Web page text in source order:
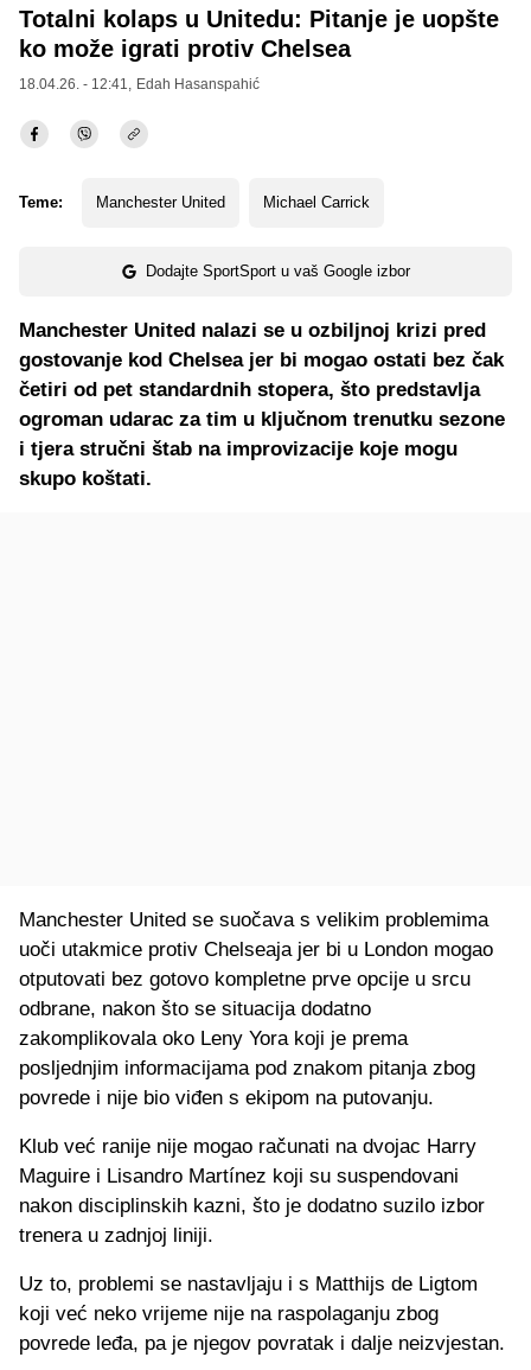
Totalni kolaps u Unitedu: Pitanje je uopšte
ko može igrati protiv Chelsea
18.04.26. - 12:41, Edah Hasanspahić
Teme: Manchester United Michael Carrick
Dodajte SportSport u vaš Google izbor
Manchester United nalazi se u ozbiljnoj krizi pred
gostovanje kod Chelsea jer bi mogao ostati bez čak
četiri od pet standardnih stopera, što predstavlja
ogroman udarac za tim u ključnom trenutku sezone
i tjera stručni štab na improvizacije koje mogu
skupo koštati.
Manchester United se suočava s velikim problemima
uoči utakmice protiv Chelseaja jer bi u London mogao
otputovati bez gotovo kompletne prve opcije u srcu
odbrane, nakon što se situacija dodatno
zakomplikovala oko Leny Yora koji je prema
posljednjim informacijama pod znakom pitanja zbog
povrede i nije bio viđen s ekipom na putovanju.
Klub već ranije nije mogao računati na dvojac Harry
Maguire i Lisandro Martínez koji su suspendovani
nakon disciplinskih kazni, što je dodatno suzilo izbor
trenera u zadnjoj liniji.
Uz to, problemi se nastavljaju i s Matthijs de Ligtom
koji već neko vrijeme nije na raspolaganju zbog
povrede leđa, pa je njegov povratak i dalje neizvjestan.